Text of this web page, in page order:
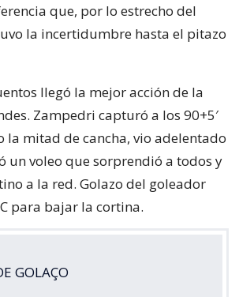
que, por lo estrecho del
la incertidumbre hasta el pitazo
llegó la mejor acción de la
Zampedri capturó a los 90+5′
la mitad de cancha, vio adelentado
un voleo que sorprendió a todos y
a la red. Golazo del goleador
para bajar la cortina.
GOLAÇO